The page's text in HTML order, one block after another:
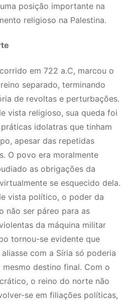
posição importante na
religioso na Palestina.
em 722 a.C, marcou o
separado, terminando
de revoltas e perturbações.
vista religioso, sua queda foi
idolatras que tinham
apesar das repetidas
O povo era moralmente
as obrigações da
se esquecido dela.
vista político, o poder da
não ser páreo para as
da máquina militar
tornou-se evidente que
com a Síria só poderia
destino final. Com o
o reino do norte não
se em filiações políticas,